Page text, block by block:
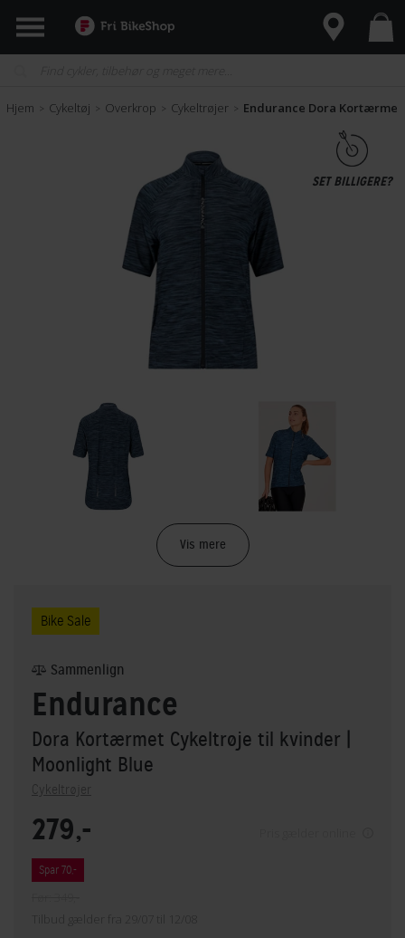
Hjem > Cykeltøj > Overkrop > Cykeltrøjer > Endurance Dora
SET BILLIGERE?
Vis mere
Bike Sale
Endurance
Dora Kortærmet Cykeltrøje til kvinder
Moonlight Blue
Cykeltrøjer
Sammenlign
279,-
Spar 70,-
Tilbud gælder fra 29/07 til 12/08